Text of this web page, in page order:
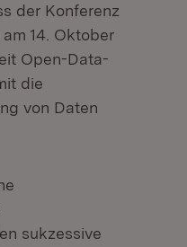
der Konferenz
14. Oktober
Open-Data-
die
von Daten
sukzessive